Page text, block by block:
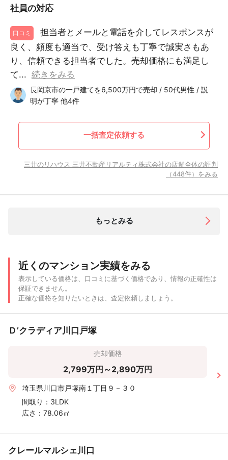
社員の対応
口コミ
担当者とメールと電話を介してレスポンスが
良く、頻度も適当で、受け答えも丁寧で誠実さもあ
り、信頼できる担当者でした。売却価格にも満足し
て... 続きをみる
長岡京市の一戸建てを6,500万円で売却 / 50代男性 / 説
明が丁寧 他4件
一括査定依頼する
三井のリハウス 三井不動産リアルティ株式会社の店舗全体の評判
（448件）をみる
もっとみる
近くのマンション実績をみる
表示している価格は、口コミに基づく価格であり、情報の正確性は
保証できません。
正確な価格を知りたいときは、査定依頼しましょう。
Ｄ’クラディア川口戸塚
売却価格
2,799万円～2,890万円
埼玉県川口市戸塚南１丁目９－３０
間取り： 3LDK
広さ： 78.06㎡
クレールマルシェ川口